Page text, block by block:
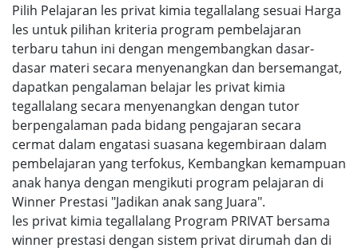
Pilih Pelajaran les privat kimia tegallalang sesuai Harga
les untuk pilihan kriteria program pembelajaran
terbaru tahun ini dengan mengembangkan dasar-
dasar materi secara menyenangkan dan bersemangat,
dapatkan pengalaman belajar les privat kimia
tegallalang secara menyenangkan dengan tutor
berpengalaman pada bidang pengajaran secara
cermat dalam engatasi suasana kegembiraan dalam
pembelajaran yang terfokus, Kembangkan kemampuan
anak hanya dengan mengikuti program pelajaran di
Winner Prestasi "Jadikan anak sang Juara".
les privat kimia tegallalang Program PRIVAT bersama
winner prestasi dengan sistem privat dirumah dan di